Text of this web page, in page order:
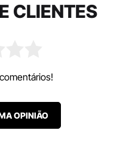
CLIENTES
OPINIÃO